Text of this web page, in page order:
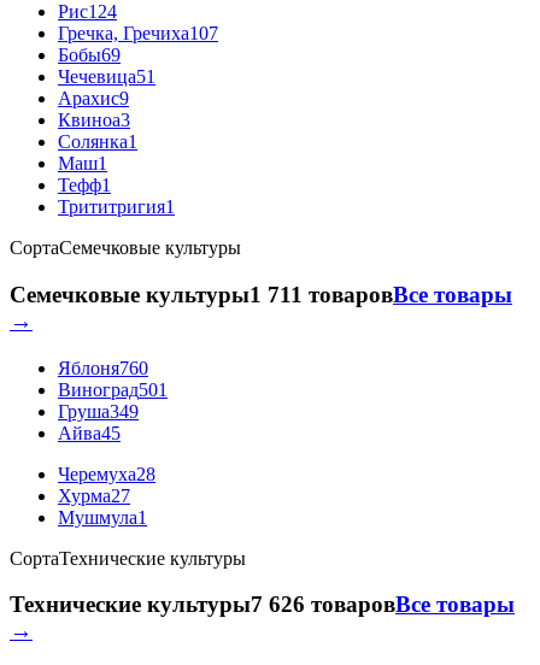
Рис124
Гречка, Гречиха107
Бобы69
Чечевица51
Арахис9
Квиноа3
Солянка1
Маш1
Тефф1
Трититригия1
СортаСемечковые культуры
Семечковые культуры1 711 товаровВсе товары
→
Яблоня760
Виноград501
Груша349
Айва45
Черемуха28
Хурма27
Мушмула1
СортаТехнические культуры
Технические культуры7 626 товаровВсе товары
→